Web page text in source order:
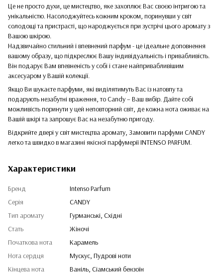
Це не просто духи, це мистецтво, яке захоплює Вас своєю інтригою та
унікальністю. Насолоджуйтесь кожним кроком, поринувши у світ
солодощі та пристрасті, що народжується при зустрічі цього аромату з
Вашою шкірою.
Надзвичайно стильний і впевнений парфум - це ідеальне доповнення
вашому образу, що підкреслює Вашу індивідуальність і привабливість.
Він подарує Вам впевненість у собі і стане найпривабливішим
аксесуаром у Вашій колекції.
Якщо Ви шукаєте парфуми, які виділятимуть Вас із натовпу та
подарують незабутні враження, то Candy – Ваш вибір. Дайте собі
можливість поринути у цей неповторний світ, де кожна нота оживає на
Вашій шкірі та запрошує Вас на незабутню пригоду.
Відкрийте двері у світ мистецтва аромату, Замовити парфуми CANDY
легко та швидко в магазині якісної парфумерії INTENSO PARFUM.
Характеристики
Бренд
Intenso Parfum
Серія
CANDY
Тип аромату
Гурманські, Східні
Стать
Жіночі
Початкова нота
Карамель
Нота сердця
Мускус, Пудрові ноти
Кінцева нота
Ваніль, Сіамський бензоїн